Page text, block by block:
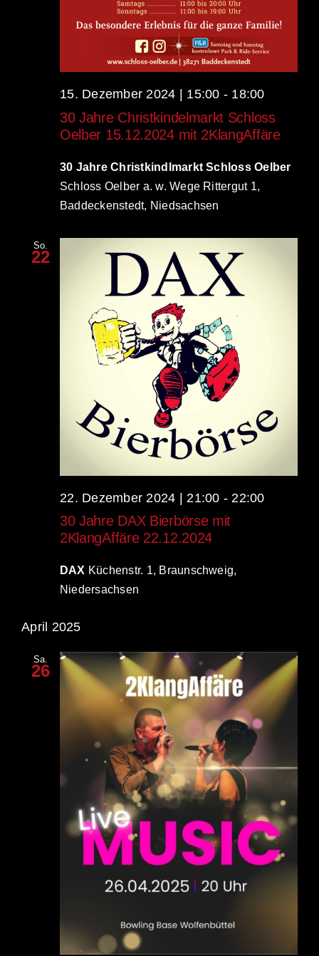
15. Dezember 2024 | 15:00 - 18:00
30 Jahre Christkindelmarkt Schloss
Oelber 15.12.2024 mit 2KlangAffäre
30 Jahre Christkindlmarkt Schloss Oelber
Schloss Oelber a. w. Wege Rittergut 1,
Baddeckenstedt, Niedsachsen
So.
22
22. Dezember 2024 | 21:00 - 22:00
30 Jahre DAX Bierbörse mit
2KlangAffäre 22.12.2024
DAX Küchenstr. 1, Braunschweig,
Niedersachsen
April 2025
Sa.
26